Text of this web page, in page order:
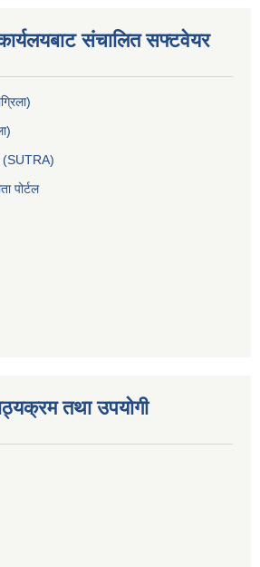
संचालित सफ्टवेयर
(SUTRA)
पोर्टल
तथा उपयोगी